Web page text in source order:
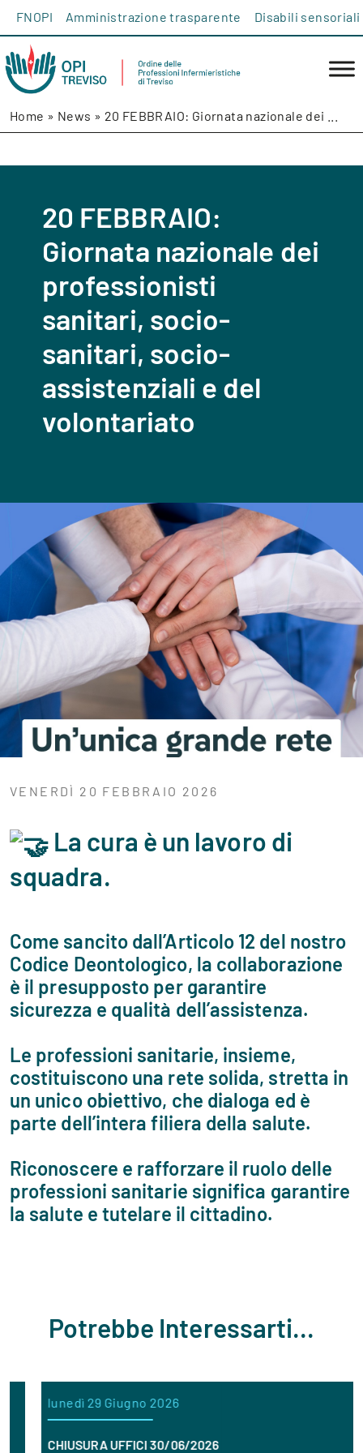
FNOPI Amministrazione trasparente Disabili sensoriali
Home » News » 20 FEBBRAIO: Giornata nazionale dei ...
20 FEBBRAIO:
Giornata nazionale dei
professionisti
sanitari, socio-
sanitari, socio-
assistenziali e del
volontariato
VENERDÌ 20 FEBBRAIO 2026
La cura è un lavoro di
squadra.
Come sancito dall’Articolo 12 del nostro
Codice Deontologico, la collaborazione
è il presupposto per garantire
sicurezza e qualità dell’assistenza.
Le professioni sanitarie, insieme,
costituiscono una rete solida, stretta in
un unico obiettivo, che dialoga ed è
parte dell’intera filiera della salute.
Riconoscere e rafforzare il ruolo delle
professioni sanitarie significa garantire
la salute e tutelare il cittadino.
Potrebbe Interessarti...
lunedì 29 Giugno 2026
CHIUSURA UFFICI 30/06/2026